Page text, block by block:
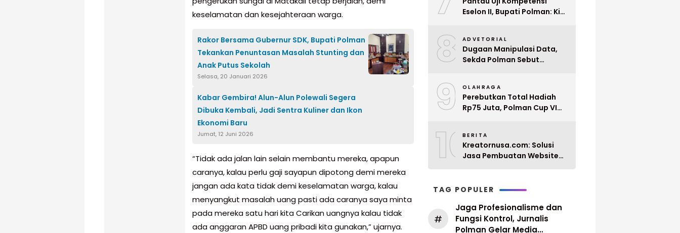
keselamatan dan kesejahteraan warga.
Rakor Bersama Gubernur SDK, Bupati Polman
Tekankan Penuntasan Masalah Stunting dan
Anak Putus Sekolah
Selasa, 20 Januari 2026
Kabar Gembira! Alun-Alun Polewali Segera
Dibuka Kembali, Jadi Sentra Kuliner dan Ikon
Ekonomi Baru
Jumat, 12 Juni 2026
“Tidak ada jalan lain selain membantu mereka, apapun
caranya, kalau perlu gaji sayapun dipotong demi mereka
jangan ada kata tidak demi keselamatan warga, kalau
menyangkut masalah uang pasti ada caranya saya minta
pada mereka satu hari kita Carikan uangnya kalau tidak
ada anggaran APBD uang pribadi kita gunakan,” ujarnya.
Eselon II, Bupati Polman: Kita
8 ADVETORIAL
Dugaan Manipulasi Data,
Sekda Polman Sebut
Ditunda
9 OLAHRAGA
Perebutkan Total Hadiah
Rp75 Juta, Polman Cup VI
10BERITA
Kreatornusa.com: Solusi
Jasa Pembuatan Website
TAG POPULER
#
Jaga Profesionalisme dan
Fungsi Kontrol, Jurnalis
Polman Gelar Media